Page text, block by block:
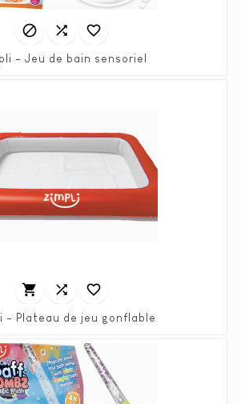
  
- Jeu de bain sensoriel
  
- Plateau de jeu gonflable